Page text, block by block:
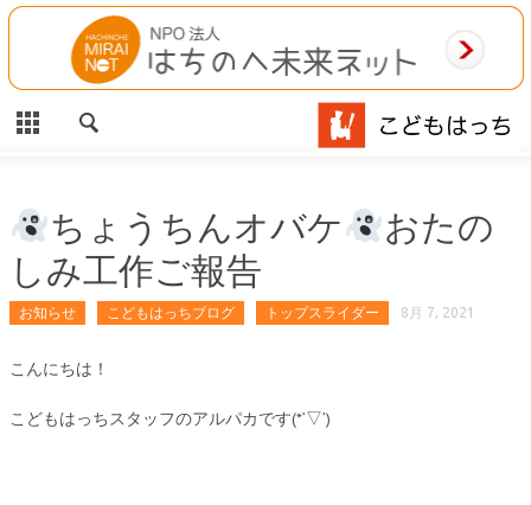
CLOSE
HOME
施設案内
相談事業
MAP
お問合わせ
ちょうちんオバケ
おたの
しみ工作ご報告
お知らせ こどもはっちブログ トップスライダー 8月 7, 2021
こんにちは！
こどもはっちスタッフのアルパカです(*’▽’)